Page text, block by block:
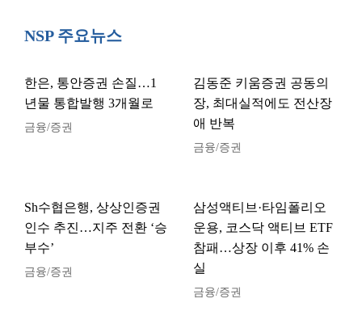
NSP 주요뉴스
한은, 통안증권 손질…1
년물 통합발행 3개월로
금융/증권
김동준 키움증권 공동의
장, 최대실적에도 전산장
애 반복
금융/증권
Sh수협은행, 상상인증권
인수 추진…지주 전환 ‘승
부수’
금융/증권
삼성액티브·타임폴리오
운용, 코스닥 액티브 ETF
참패…상장 이후 41% 손
실
금융/증권